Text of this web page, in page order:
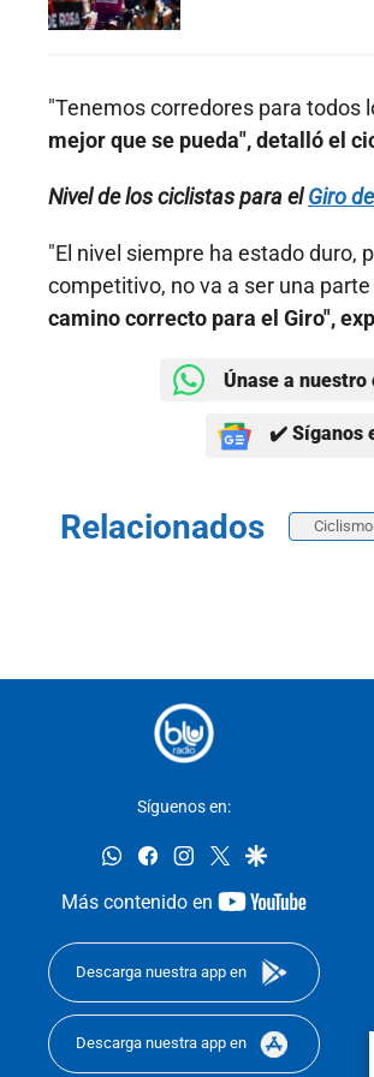
"Tenemos corredores para todos
mejor que se pueda", detalló el
Nivel de los ciclistas para elGiro
"El nivel siempre ha estado duro,
competitivo, no va a ser una
camino correcto para el Giro",
Únase a nuestro
✔️ Síganos
Relacionados Ciclismo
Síguenos en:
whatsappfacebookinstagram
twittergoogle
Más contenido en
youtube-
Descarga nuestra app en
Descarga nuestra app en